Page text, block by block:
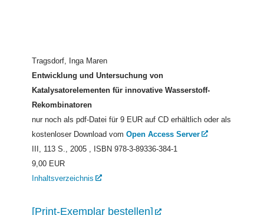
Tragsdorf, Inga Maren
Entwicklung und Untersuchung von
Katalysatorelementen für innovative Wasserstoff-
Rekombinatoren
nur noch als pdf-Datei für 9 EUR auf CD erhältlich oder als
kostenloser Download vom Open Access Server
III, 113 S., 2005 , ISBN 978-3-89336-384-1
9,00 EUR
Inhaltsverzeichnis
[Print-Exemplar bestellen]